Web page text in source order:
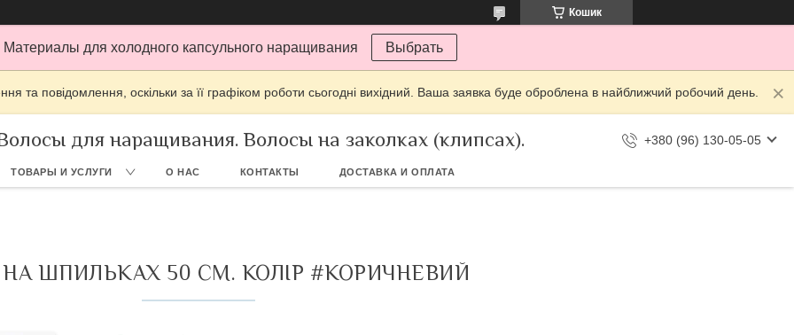
Кошик
для холодного капсульного наращивания Выбрать
та повідомлення, оскільки за її графіком роботи сьогодні вихідний. Ваша заявка буде оброблена в найближчий робочий день.
для наращивания. Волосы на заколках (клипсах). +380 (96) 130-05-05
ТОВАРЫ И УСЛУГИ О НАС КОНТАКТЫ ДОСТАВКА И ОПЛАТА
ШПИЛЬКАХ 50 СМ. КОЛІР #КОРИЧНЕВИЙ